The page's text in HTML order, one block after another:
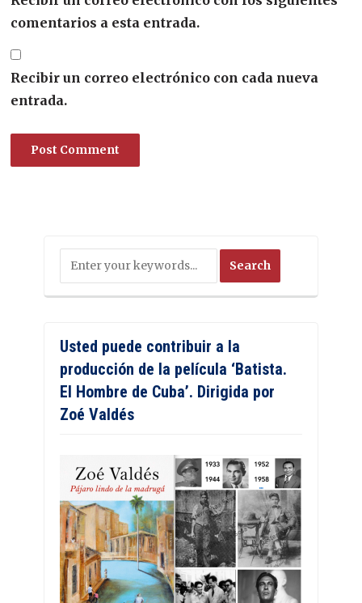
comentarios a esta entrada.
Recibir un correo electrónico con cada nueva
entrada.
Usted puede contribuir a la
producción de la película ‘Batista.
El Hombre de Cuba’. Dirigida por
Zoé Valdés